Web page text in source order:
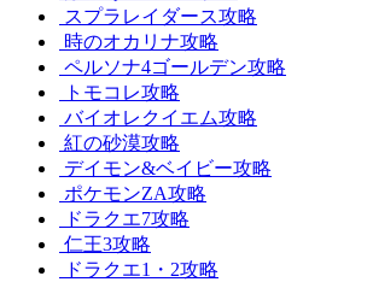
スプラレイダース攻略
時のオカリナ攻略
ペルソナ4ゴールデン攻略
トモコレ攻略
バイオレクイエム攻略
紅の砂漠攻略
デイモン&ベイビー攻略
ポケモンZA攻略
ドラクエ7攻略
仁王3攻略
ドラクエ1・2攻略